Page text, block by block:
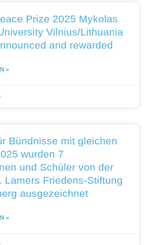
Prize 2025 Mykolas
Vilnius/Lithuania
and rewarded
»
Bündnisse mit gleichen
wurden 7
und Schüler von der
Lamers Friedens-Stiftung
ausgezeichnet
»